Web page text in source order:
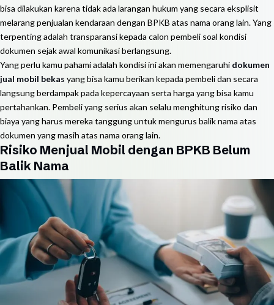
bisa dilakukan karena tidak ada larangan hukum yang secara eksplisit
melarang penjualan kendaraan dengan BPKB atas nama orang lain. Yang
terpenting adalah transparansi kepada calon pembeli soal kondisi
dokumen sejak awal komunikasi berlangsung.
Yang perlu kamu pahami adalah kondisi ini akan memengaruhi dokumen
jual mobil bekas yang bisa kamu berikan kepada pembeli dan secara
langsung berdampak pada kepercayaan serta harga yang bisa kamu
pertahankan. Pembeli yang serius akan selalu menghitung risiko dan
biaya yang harus mereka tanggung untuk mengurus balik nama atas
dokumen yang masih atas nama orang lain.
Risiko Menjual Mobil dengan BPKB Belum
Balik Nama